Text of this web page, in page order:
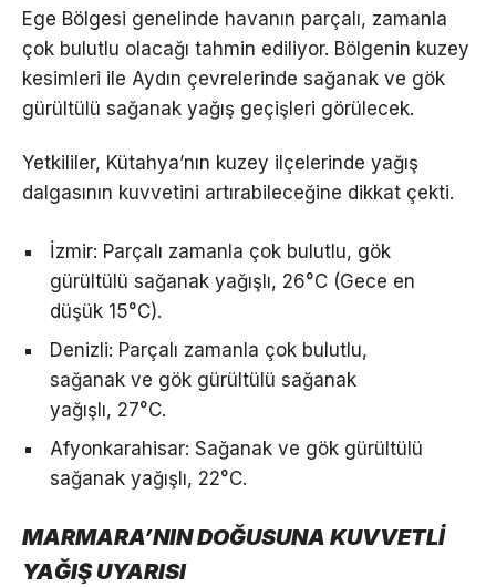
Ege Bölgesi genelinde havanın parçalı, zamanla
çok bulutlu olacağı tahmin ediliyor. Bölgenin kuzey
kesimleri ile Aydın çevrelerinde sağanak ve gök
gürültülü sağanak yağış geçişleri görülecek.
Yetkililer, Kütahya’nın kuzey ilçelerinde yağış
dalgasının kuvvetini artırabileceğine dikkat çekti.
İzmir: Parçalı zamanla çok bulutlu, gök
gürültülü sağanak yağışlı, 26°C (Gece en
düşük 15°C).
Denizli: Parçalı zamanla çok bulutlu,
sağanak ve gök gürültülü sağanak
yağışlı, 27°C.
Afyonkarahisar: Sağanak ve gök gürültülü
sağanak yağışlı, 22°C.
MARMARA’NIN DOĞUSUNA KUVVETLİ
YAĞIŞ UYARISI